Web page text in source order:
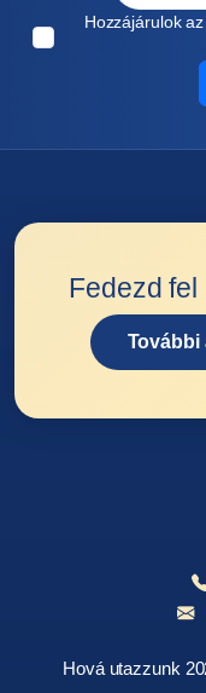
Hozzájárulok
Fedezd
További
Hová utazzunk